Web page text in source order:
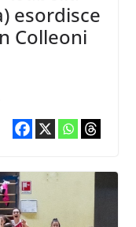
esordisce
Colleoni